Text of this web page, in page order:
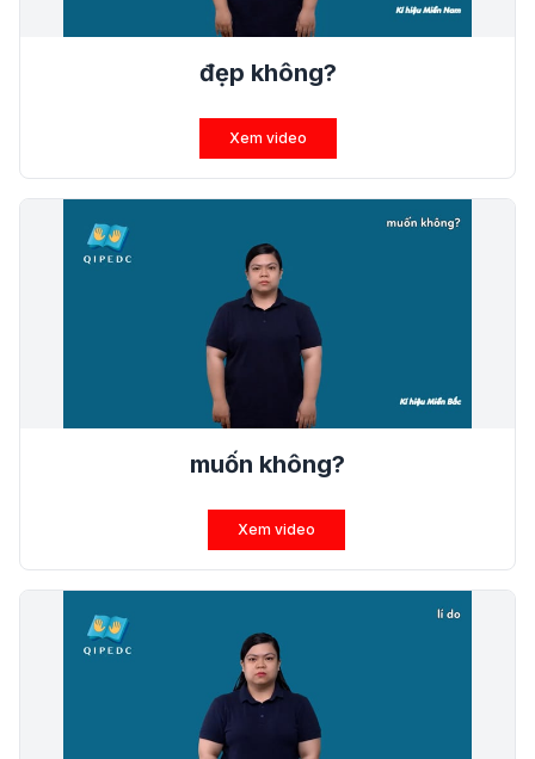
đẹp không?
Xem video
muốn không?
Xem video